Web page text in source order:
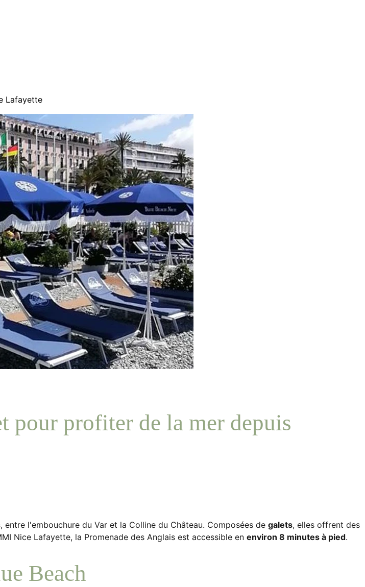
Lafayette
pour profiter de la mer depuis
, entre l'embouchure du Var et la Colline du Château. Composées de galets, elles offrent des
Nice Lafayette, la Promenade des Anglais est accessible en environ 8 minutes à pied.
Beach